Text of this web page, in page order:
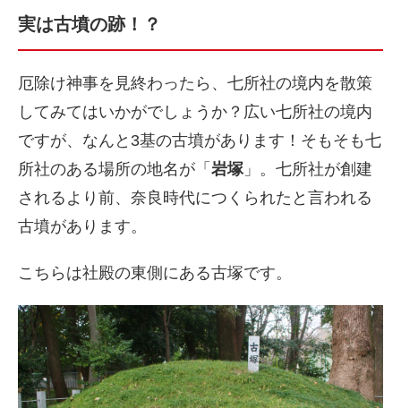
実は古墳の跡！？
厄除け神事を見終わったら、七所社の境内を散策
してみてはいかがでしょうか？広い七所社の境内
ですが、なんと3基の古墳があります！そもそも七
所社のある場所の地名が「 岩塚」。七所社が創建
されるより前、奈良時代につくられたと言われる
古墳があります。
こちらは社殿の東側にある古塚です。